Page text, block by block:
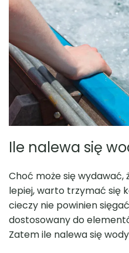
Ile nalewa się
Choć może się wydawać,
lepiej, warto trzymać się
cieczy nie powinien
dostosowany do
Zatem ile nalewa się